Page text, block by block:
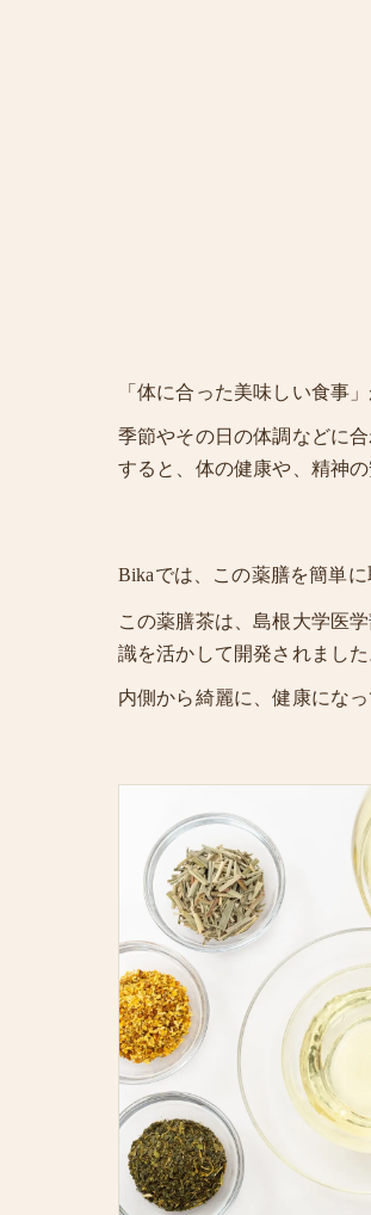
「体に合った美味しい食事
季節やその日の体調などに
すると、体の健康や、精神
Bikaでは、この薬膳を簡単
この薬膳茶は、島根大学医
識を活かして開発されました
内側から綺麗に、健康にな